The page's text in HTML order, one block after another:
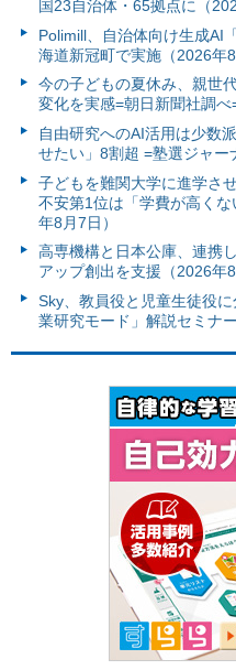
国23自治体・65拠点に（
Polimill、自治体向け生成AI
海道新冠町で実施（2026年8
今の子どもの夏休み、親世
変化を実感=朝日新聞社調べ
自由研究へのAI活用は少数
せたい」8割超 =塾選ジャー
子どもを難関大学に進学さ
不安第1位は「学費が高く
年8月7日）
高専機構と日本公庫、連携
アップ創出を支援（2026年8
Sky、教員役と児童生徒役
業研究モード」解説セミナ